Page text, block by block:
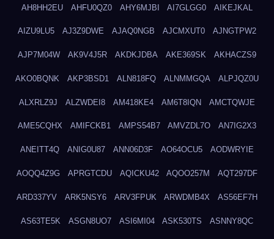
AH8HH2EU AHFU0QZ0 AHY6MJBI AI7GLGG0 AIKEJKAL
AIZU9LU5 AJ3Z9DWE AJAQ0NGB AJCMXUT0 AJNGTPW2
AJP7M04W AK9V4J5R AKDKJDBA AKE369SK AKHACZS9
AKO0BQNK AKP3BSD1 ALN818FQ ALNMMGQA ALPJQZ0U
ALXRLZ9J ALZWDEI8 AM418KE4 AM6T8IQN AMCTQWJE
AME5CQHX AMIFCKB1 AMPS54B7 AMVZDL7O AN7IG2X3
ANEITT4Q ANIG0U87 ANN06D3F AO64OCU5 AODWRYIE
AOQQ4Z9G APRGTCDU AQICKU42 AQOO257M AQT297DF
ARD337YV ARK5NSY6 ARV3FPUK ARWDMB4X AS56EF7H
AS63TE5K ASGN8UO7 ASI6MI04 ASK530TS ASNNY8QC